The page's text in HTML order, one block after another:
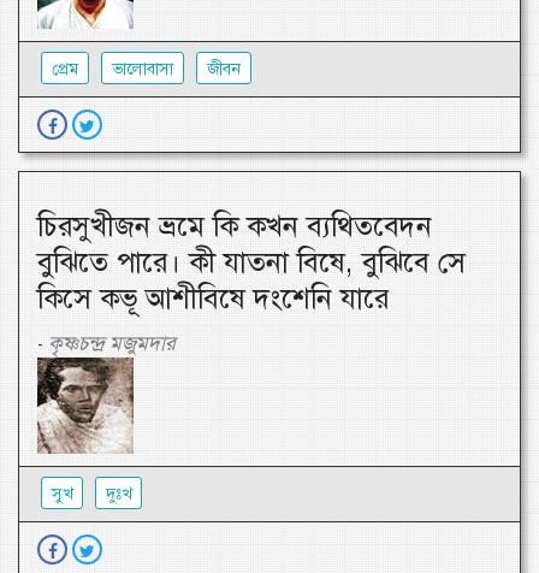
প্রেম ভালোবাসা জীবন
চিরসুখীজন ভ্রমে কি কখন ব্যথিতবেদন
বুঝিতে পারে। কী যাতনা বিষে, বুঝিবে সে
কিসে কভূ আশীবিষে দংশেনি যারে
- কৃষ্ণচন্দ্র মজুমদার
সুখ দুঃখ